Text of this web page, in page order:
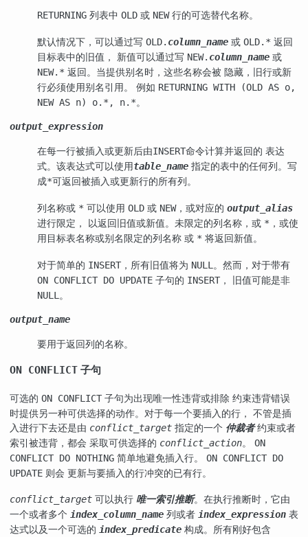
RETURNING 列表中 OLD 或 NEW行的可选替代名称。
默认情况下，可以通过写 OLD. column_name 或 OLD.* 返回
目标表中的旧值， 新值可以通过写 NEW. column_name 或
NEW.* 返回。当提供别名时，这些名称会被 隐藏，旧行或新
行必须使用别名引用。 例如 RETURNING WITH (OLD AS o,
NEW AS n) o.*, n.*。
output_expression
在每一行被插入或更新后由INSERT命令计算并返回的 表达
式。该表达式可以使用table_name 指定的表中的任何列。写
成*可返回被插入或更新行的所有列。
列名称或 * 可以使用 OLD 或 NEW，或对应的 output_alias
进行限定， 以返回旧值或新值。未限定的列名称，或 * ，或使
用目标表名称或别名限定的列名称 或 * 将返回新值。
对于简单的 INSERT ，所有旧值将为 NULL 。然而，对于带有
ON CONFLICT DO UPDATE 子句的 INSERT ， 旧值可能是非
NULL 。
output_name
要用于返回列的名称。
ON CONFLICT 子句
可选的 ON CONFLICT 子句为出现唯一性违背或排除 约束违背错误
时提供另一种可供选择的动作。对于每一个要插入的行， 不管是插
入进行下去还是由 conflict_target 指定的一个 仲裁者约束或者
索引被违背，都会 采取可供选择的 conflict_action。 ON
CONFLICT DO NOTHING 简单地避免插入行。 ON CONFLICT DO
UPDATE 则会 更新与要插入的行冲突的已有行。
conflict_target 可以执行 唯一索引推断。在执行推断时，它由
一个或者多个 index_column_name 列或者 index_expression 表
达式以及一个可选的 index_predicate 构成。所有刚好包含